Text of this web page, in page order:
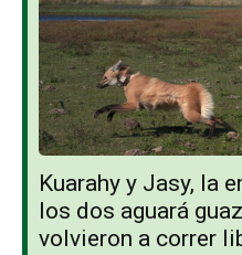
Kuarahy y Jasy, la
los dos aguará
volvieron a correr